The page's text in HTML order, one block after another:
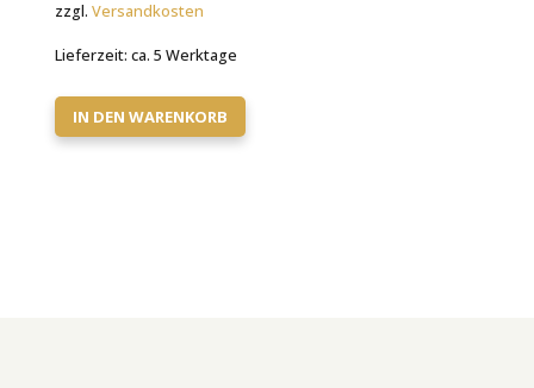
zzgl.Versandkosten
Lieferzeit:ca. 5 Werktage
IN DEN WARENKORB